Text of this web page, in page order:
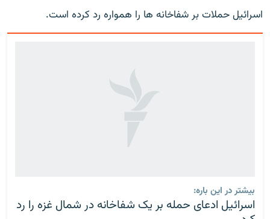
اسرائیل حملات بر شفاخانه ها را همواره رد کرده است.
بیشتر در این باره:
اسرائیل ادعای حمله بر یک شفاخانه در شمال غزه را رد